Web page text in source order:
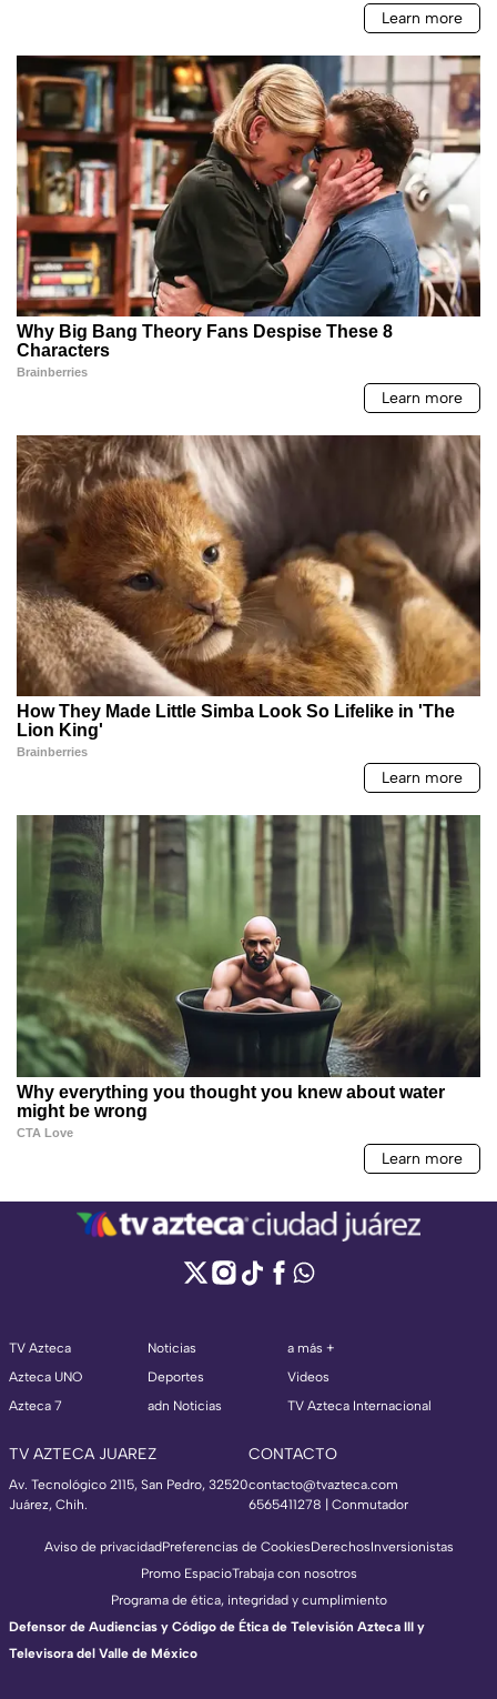
TV Azteca
Azteca UNO
Azteca 7
Noticias
Deportes
adn Noticias
a más +
Videos
TV Azteca Internacional
TV AZTECA JUAREZ
Av. Tecnológico 2115, San Pedro, 32520
Juárez, Chih.
CONTACTO
contacto@tvazteca.com
6565411278 | Conmutador
Aviso de privacidadPreferencias de CookiesDerechosInversionistas
Promo EspacioTrabaja con nosotros
Programa de ética, integridad y cumplimiento
Defensor de Audiencias y Código de Ética de Televisión Azteca III y
Televisora del Valle de México